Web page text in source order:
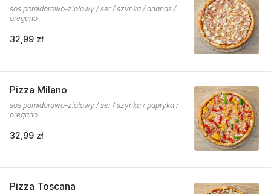
sos pomidorowo-ziołowy / ser / szynka / ananas /
oregano
32,99 zł
Pizza Milano
sos pomidorowo-ziołowy / ser / szynka / papryka /
oregano
32,99 zł
Pizza Toscana